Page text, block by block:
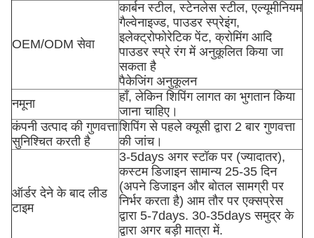
OEM/ODM सेवा
कार्बन स्टील, स्टेनलेस स्टील, एल्यूमीनियम
गैल्वेनाइज्ड, पाउडर स्प्रेइंग,
इलेक्ट्रोफोरेटिक पेंट, क्रोमिंग आदि
पाउडर स्प्रे रंग में अनुकूलित किया जा
सकता है
पैकेजिंग अनुकूलन
नमूना
हाँ, लेकिन शिपिंग लागत का भुगतान किया
जाना चाहिए।
कंपनी उत्पाद की गुणवत्ता
सुनिश्चित करती है
शिपिंग से पहले क्यूसी द्वारा 2 बार गुणवत्ता
की जांच।
ऑर्डर देने के बाद लीड
टाइम
3-5days अगर स्टॉक पर (ज्यादातर),
कस्टम डिजाइन सामान्य 25-35 दिन
(अपने डिजाइन और बोतल सामग्री पर
निर्भर करता है) आम तौर पर एक्सप्रेस
द्वारा 5-7days. 30-35days समुद्र के
द्वारा अगर बड़ी मात्रा में.